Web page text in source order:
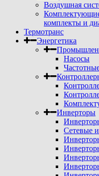
Воздушная
комплекты и
Термотранс
Энергетика
Насосы
Инверторы
Сетевые